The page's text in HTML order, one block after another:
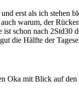
erst als ich stehen
warum, der
ist schon nach 2Std30
die Hälfte der
Oka mit Blick auf